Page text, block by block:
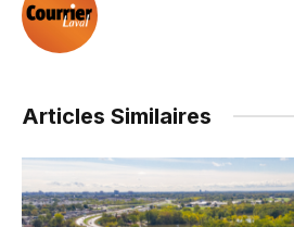
Articles Similaires